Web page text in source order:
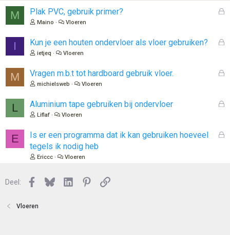
n
g
e
M
G
n
Plak PVC, gebruik primer?
Maino Vloeren
I
G
n
Kun je een houten ondervloer als vloer gebruiken?
ietjeq Vloeren
M
G
n
Vragen m.b.t tot hardboard gebruik vloer.
michielsweb Vloeren
L
G
Aluminium tape gebruiken bij ondervloer
Liflaf Vloeren
E
G
Is er een programma dat ik kan gebruiken hoeveel
tegels ik nodig heb
Ericcc Vloeren
Deel: Facebook
BlueskyLinkedInPinterest
Link
Vloeren